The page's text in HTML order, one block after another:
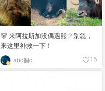
🐻 来阿拉斯加没偶遇熊？别急，
来这里补救一下！
abc個c 15